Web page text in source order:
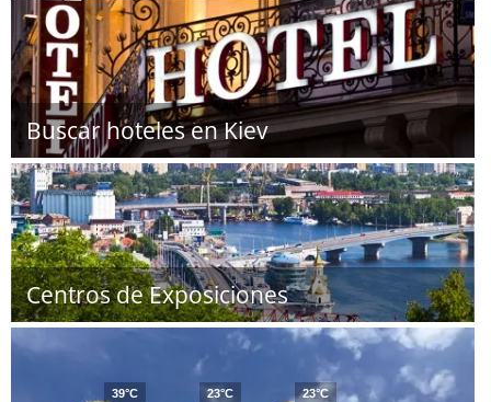
Buscar hoteles en Kiev
Centros de Exposiciones
39°C
23°C
23°C